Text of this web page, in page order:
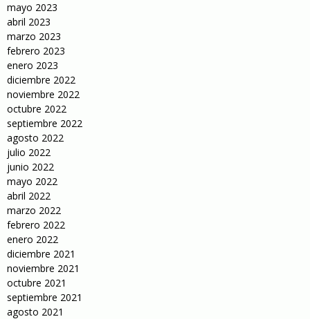
mayo 2023
abril 2023
marzo 2023
febrero 2023
enero 2023
diciembre 2022
noviembre 2022
octubre 2022
septiembre 2022
agosto 2022
julio 2022
junio 2022
mayo 2022
abril 2022
marzo 2022
febrero 2022
enero 2022
diciembre 2021
noviembre 2021
octubre 2021
septiembre 2021
agosto 2021